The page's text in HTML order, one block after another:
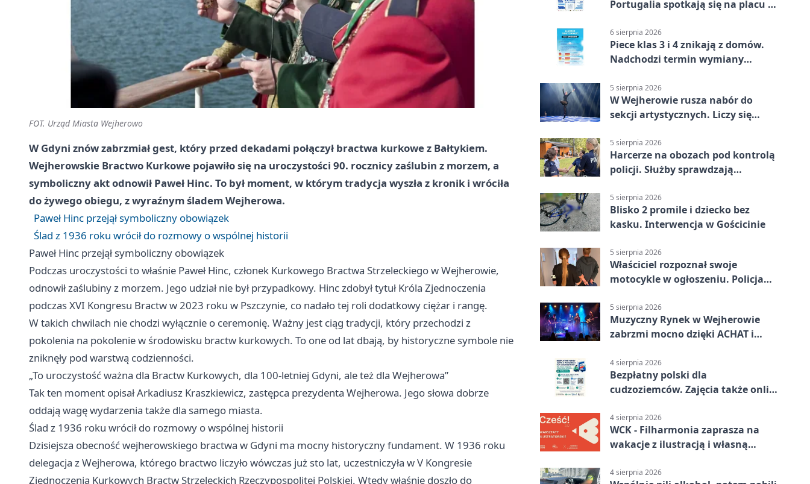
FOT. Urząd Miasta Wejherowo
W Gdyni znów zabrzmiał gest, który przed dekadami połączył bractwa kurkowe z Bałtykiem.
Wejherowskie Bractwo Kurkowe pojawiło się na uroczystości 90. rocznicy zaślubin z morzem, a
symboliczny akt odnowił Paweł Hinc. To był moment, w którym tradycja wyszła z kronik i wróciła
do żywego obiegu, z wyraźnym śladem Wejherowa.
Paweł Hinc przejął symboliczny obowiązek
Ślad z 1936 roku wrócił do rozmowy o wspólnej historii
Paweł Hinc przejął symboliczny obowiązek
Podczas uroczystości to właśnie Paweł Hinc, członek Kurkowego Bractwa Strzeleckiego w Wejherowie,
odnowił zaślubiny z morzem. Jego udział nie był przypadkowy. Hinc zdobył tytuł Króla Zjednoczenia
podczas XVI Kongresu Bractw w 2023 roku w Pszczynie, co nadało tej roli dodatkowy ciężar i rangę.
W takich chwilach nie chodzi wyłącznie o ceremonię. Ważny jest ciąg tradycji, który przechodzi z
pokolenia na pokolenie w środowisku bractw kurkowych. To one od lat dbają, by historyczne symbole nie
zniknęły pod warstwą codzienności.
„To uroczystość ważna dla Bractw Kurkowych, dla 100-letniej Gdyni, ale też dla Wejherowa”
Tak ten moment opisał Arkadiusz Kraszkiewicz, zastępca prezydenta Wejherowa. Jego słowa dobrze
oddają wagę wydarzenia także dla samego miasta.
Ślad z 1936 roku wrócił do rozmowy o wspólnej historii
Dzisiejsza obecność wejherowskiego bractwa w Gdyni ma mocny historyczny fundament. W 1936 roku
delegacja z Wejherowa, którego bractwo liczyło wówczas już sto lat, uczestniczyła w V Kongresie
Zjednoczenia Kurkowych Bractw Strzeleckich Rzeczypospolitej Polskiej. Wtedy właśnie doszło do
Portugalia spotkają się na placu w
6 sierpnia 2026
Piece klas 3 i 4 znikają z domów.
Nadchodzi termin wymiany
5 sierpnia 2026
W Wejherowie rusza nabór do
sekcji artystycznych. Liczy się
5 sierpnia 2026
Harcerze na obozach pod kontrolą
policji. Służby sprawdzają
5 sierpnia 2026
Blisko 2 promile i dziecko bez
kasku. Interwencja w Gościcinie
5 sierpnia 2026
Właściciel rozpoznał swoje
motocykle w ogłoszeniu. Policja
5 sierpnia 2026
Muzyczny Rynek w Wejherowie
zabrzmi mocno dzięki ACHAT i
4 sierpnia 2026
Bezpłatny polski dla
cudzoziemców. Zajęcia także online
4 sierpnia 2026
WCK - Filharmonia zaprasza na
wakacje z ilustracją i własną
4 sierpnia 2026